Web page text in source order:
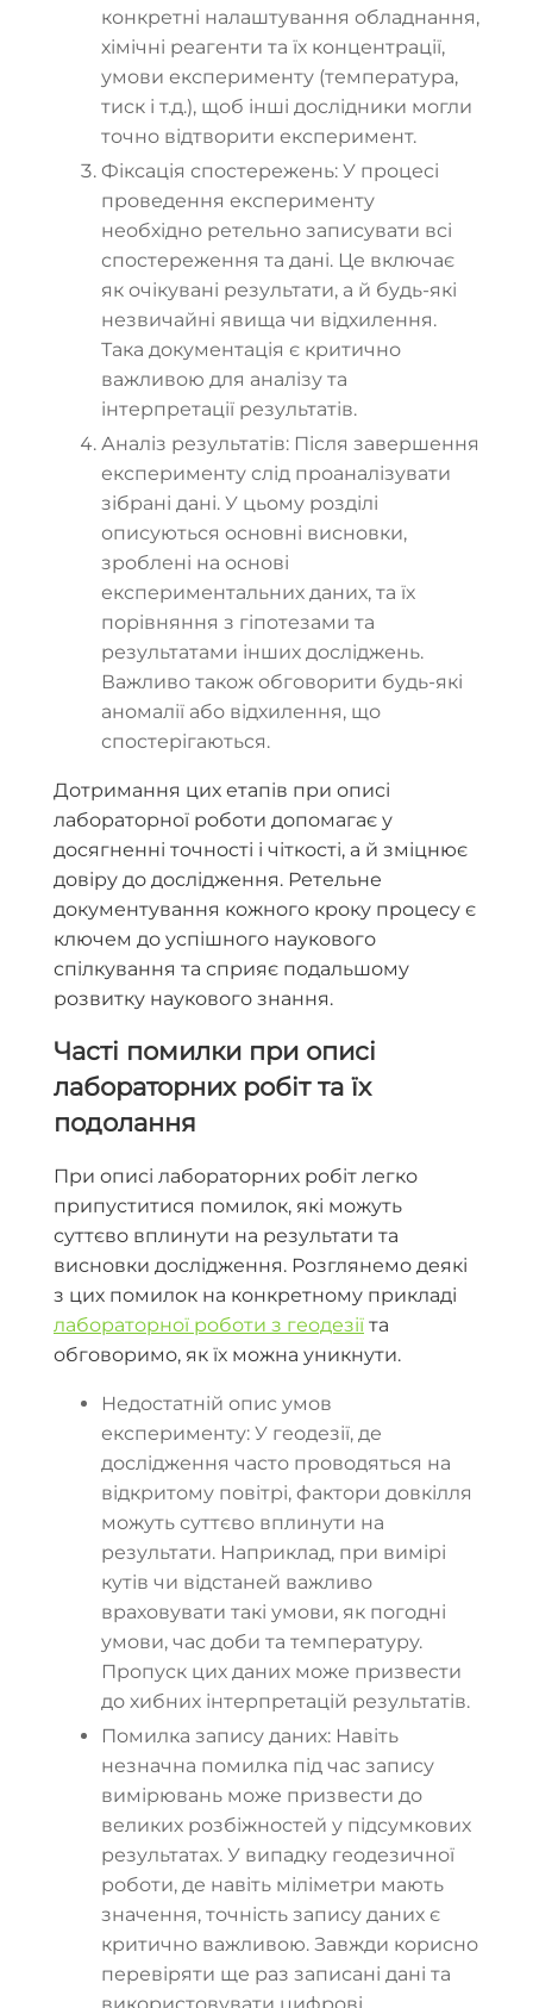
конкретні налаштування обладнання,
хімічні реагенти та їх концентрації,
умови експерименту (температура,
тиск і т.д.), щоб інші дослідники могли
точно відтворити експеримент.
Фіксація спостережень: У процесі
проведення експерименту
необхідно ретельно записувати всі
спостереження та дані. Це включає
як очікувані результати, а й будь-які
незвичайні явища чи відхилення.
Така документація є критично
важливою для аналізу та
інтерпретації результатів.
Аналіз результатів: Після завершення
експерименту слід проаналізувати
зібрані дані. У цьому розділі
описуються основні висновки,
зроблені на основі
експериментальних даних, та їх
порівняння з гіпотезами та
результатами інших досліджень.
Важливо також обговорити будь-які
аномалії або відхилення, що
спостерігаються.
Дотримання цих етапів при описі
лабораторної роботи допомагає у
досягненні точності і чіткості, а й зміцнює
довіру до дослідження. Ретельне
документування кожного кроку процесу є
ключем до успішного наукового
спілкування та сприяє подальшому
розвитку наукового знання.
Часті помилки при описі
лабораторних робіт та їх
подолання
При описі лабораторних робіт легко
припуститися помилок, які можуть
суттєво вплинути на результати та
висновки дослідження. Розглянемо деякі
з цих помилок на конкретному прикладі
лабораторної роботи з геодезії та
обговоримо, як їх можна уникнути.
Недостатній опис умов
експерименту: У геодезії, де
дослідження часто проводяться на
відкритому повітрі, фактори довкілля
можуть суттєво вплинути на
результати. Наприклад, при вимірі
кутів чи відстаней важливо
враховувати такі умови, як погодні
умови, час доби та температуру.
Пропуск цих даних може призвести
до хибних інтерпретацій результатів.
Помилка запису даних: Навіть
незначна помилка під час запису
вимірювань може призвести до
великих розбіжностей у підсумкових
результатах. У випадку геодезичної
роботи, де навіть міліметри мають
значення, точність запису даних є
критично важливою. Завжди корисно
перевіряти ще раз записані дані та